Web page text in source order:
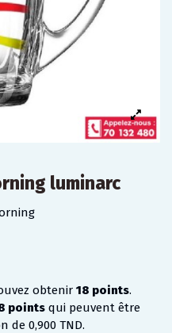
luminarc
obtenir 18 points.
points qui peuvent être
de 0,900 TND.